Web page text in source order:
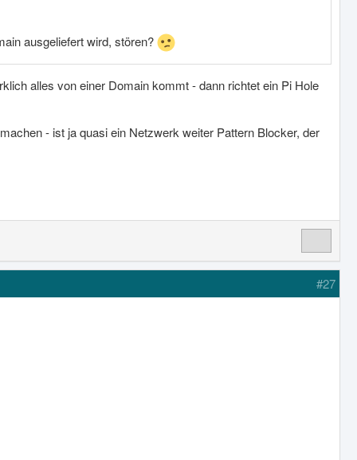
ausgeliefert wird, stören?
alles von einer Domain kommt - dann richtet ein Pi Hole
- ist ja quasi ein Netzwerk weiter Pattern Blocker, der
#27